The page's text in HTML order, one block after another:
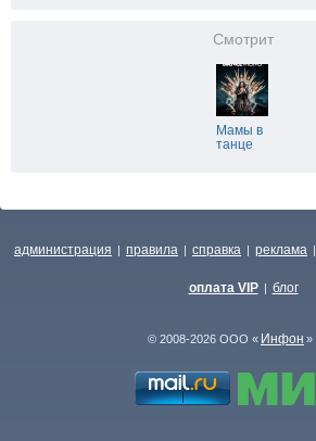
Смотрит
Мамы в
танце
администрация | правила | справка | реклама |
оплата VIP | блог
© 2008-2026 ООО « Инфон »